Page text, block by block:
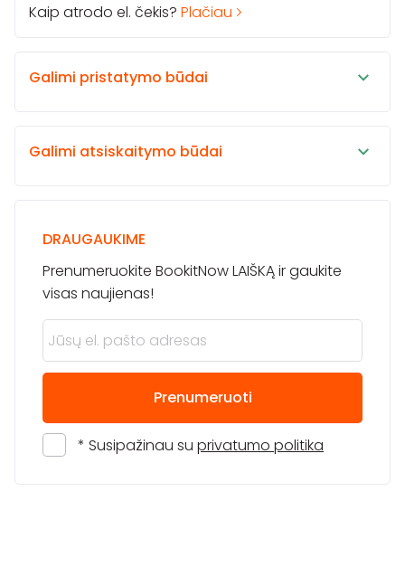
Kaip atrodo el. čekis? Plačiau
Galimi pristatymo būdai
Galimi atsiskaitymo būdai
DRAUGAUKIME
Prenumeruokite BookitNow LAIŠKĄ ir gaukite
visas naujienas!
Prenumeruoti
* Susipažinau su privatumo politika